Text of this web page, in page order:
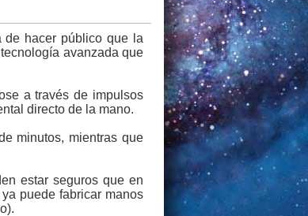
de hacer público que la
avanzada que
a través de impulsos
directo de la mano.
minutos, mientras que
estar seguros que en
puede fabricar manos